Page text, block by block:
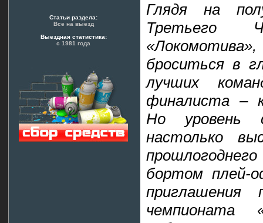
Статьи раздела:
Все на выезд
Выездная статистика:
с 1981 года
Глядя на
Третьего
броситься в
лучших
финалиста –
Но уровень
настолько
бортом плей-
чемпионата